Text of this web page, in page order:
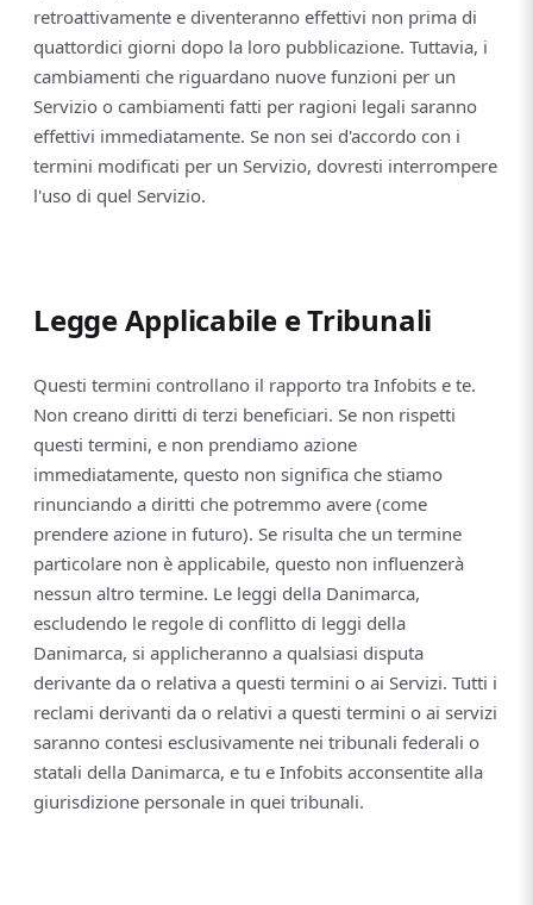
retroattivamente e diventeranno effettivi non prima di
quattordici giorni dopo la loro pubblicazione. Tuttavia, i
cambiamenti che riguardano nuove funzioni per un
Servizio o cambiamenti fatti per ragioni legali saranno
effettivi immediatamente. Se non sei d'accordo con i
termini modificati per un Servizio, dovresti interrompere
l'uso di quel Servizio.
Legge Applicabile e Tribunali
Questi termini controllano il rapporto tra Infobits e te.
Non creano diritti di terzi beneficiari. Se non rispetti
questi termini, e non prendiamo azione
immediatamente, questo non significa che stiamo
rinunciando a diritti che potremmo avere (come
prendere azione in futuro). Se risulta che un termine
particolare non è applicabile, questo non influenzerà
nessun altro termine. Le leggi della Danimarca,
escludendo le regole di conflitto di leggi della
Danimarca, si applicheranno a qualsiasi disputa
derivante da o relativa a questi termini o ai Servizi. Tutti i
reclami derivanti da o relativi a questi termini o ai servizi
saranno contesi esclusivamente nei tribunali federali o
statali della Danimarca, e tu e Infobits acconsentite alla
giurisdizione personale in quei tribunali.